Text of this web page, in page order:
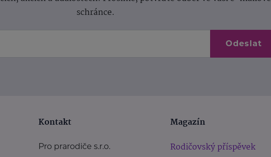
schránce.
Odeslat
Kontakt
Pro prarodiče s.r.o.
Magazín
Rodičovský příspěvek